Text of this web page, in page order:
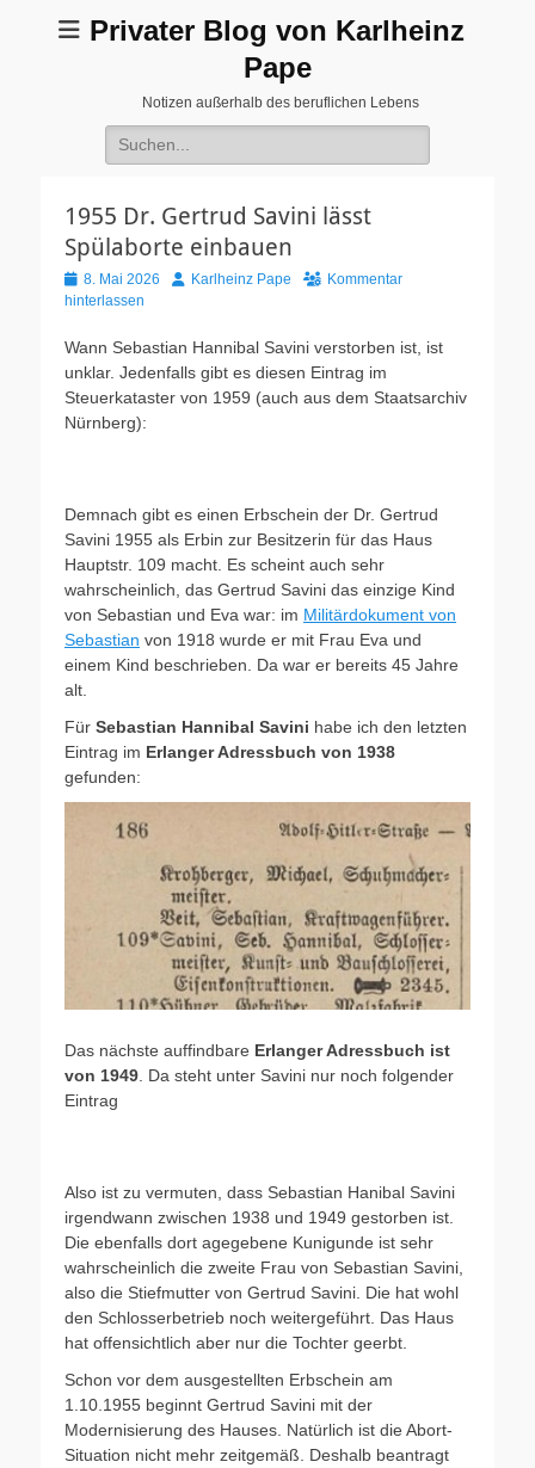
Privater Blog von Karlheinz
Pape
Notizen außerhalb des beruflichen Lebens
Suchen
nach:
1955 Dr. Gertrud Savini lässt
Spülaborte einbauen
Veröffentlicht
am
8. Mai 2026 AutorKarlheinz Pape
Kommentar
hinterlassen
Wann Sebastian Hannibal Savini verstorben ist, ist
unklar. Jedenfalls gibt es diesen Eintrag im
Steuerkataster von 1959 (auch aus dem Staatsarchiv
Nürnberg):
Demnach gibt es einen Erbschein der Dr. Gertrud
Savini 1955 als Erbin zur Besitzerin für das Haus
Hauptstr. 109 macht. Es scheint auch sehr
wahrscheinlich, das Gertrud Savini das einzige Kind
von Sebastian und Eva war: im Militärdokument von
Sebastian von 1918 wurde er mit Frau Eva und
einem Kind beschrieben. Da war er bereits 45 Jahre
alt.
Für Sebastian Hannibal Savini habe ich den letzten
Eintrag im Erlanger Adressbuch von 1938
gefunden:
Das nächste auffindbare Erlanger Adressbuch ist
von 1949 . Da steht unter Savini nur noch folgender
Eintrag
Also ist zu vermuten, dass Sebastian Hanibal Savini
irgendwann zwischen 1938 und 1949 gestorben ist.
Die ebenfalls dort agegebene Kunigunde ist sehr
wahrscheinlich die zweite Frau von Sebastian Savini,
also die Stiefmutter von Gertrud Savini. Die hat wohl
den Schlosserbetrieb noch weitergeführt. Das Haus
hat offensichtlich aber nur die Tochter geerbt.
Schon vor dem ausgestellten Erbschein am
1.10.1955 beginnt Gertrud Savini mit der
Modernisierung des Hauses. Natürlich ist die Abort-
Situation nicht mehr zeitgemäß. Deshalb beantragt